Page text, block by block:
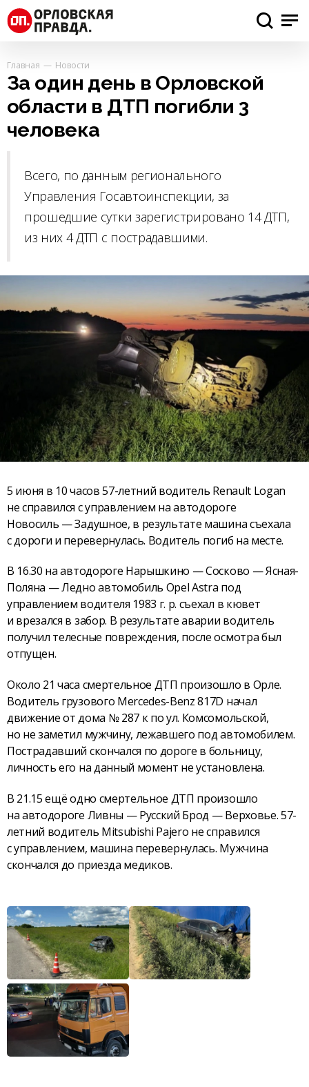
Главная Новости
За один день в Орловской
области в ДТП погибли 3
человека
Всего, по данным регионального
Управления Госавтоинспекции, за
прошедшие сутки зарегистрировано 14 ДТП,
из них 4 ДТП с пострадавшими.
5 июня в 10 часов 57-летний водитель Renault Logan
не справился с управлением на автодороге
Новосиль — Задушное, в результате машина съехала
с дороги и перевернулась. Водитель погиб на месте.
В 16.30 на автодороге Нарышкино — Сосково — Ясная-
Поляна — Ледно автомобиль Opel Astra под
управлением водителя 1983 г. р. съехал в кювет
и врезался в забор. В результате аварии водитель
получил телесные повреждения, после осмотра был
отпущен.
Около 21 часа смертельное ДТП произошло в Орле.
Водитель грузового Mercedes-Benz 817D начал
движение от дома № 287 к по ул. Комсомольской,
но не заметил мужчину, лежавшего под автомобилем.
Пострадавший скончался по дороге в больницу,
личность его на данный момент не установлена.
В 21.15 ещё одно смертельное ДТП произошло
на автодороге Ливны — Русский Брод — Верховье. 57-
летний водитель Mitsubishi Pajero не справился
с управлением, машина перевернулась. Мужчина
скончался до приезда медиков.